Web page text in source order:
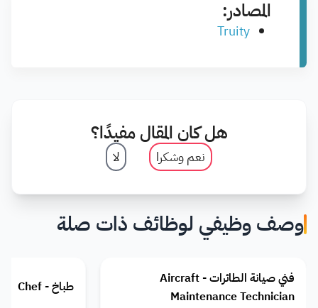
المصادر:
Truity
هل كان المقال مفيدًا؟
نعم وشكرا لا
وصف وظيفي لوظائف ذات صلة
فني صيانة الطائرات - Aircraft
Maintenance Technician
طباخ - Chef